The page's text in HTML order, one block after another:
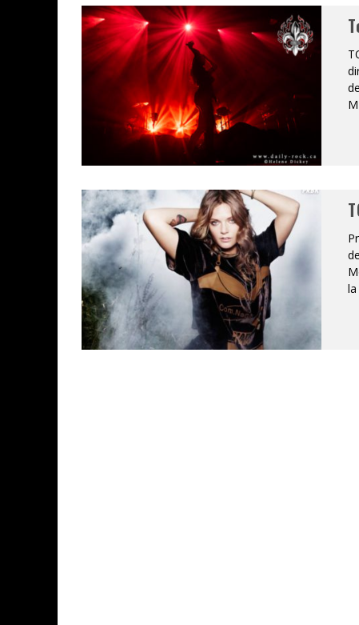
LES DANSEURS ÉTOILES
JEFF MARTIN AU CORONA DE
ON VA SE LE DIRE, SWORD
LA COMPIL’ ZOO DE SLAM
ÉNORME SUCCÈS POUR MUSE